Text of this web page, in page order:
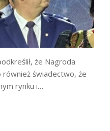
że Nagroda
również świadectwo, że
rynku i…